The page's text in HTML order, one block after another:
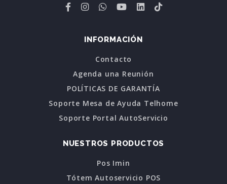
INFORMACIÓN
Contacto
Agenda una Reunión
POLÍTICAS DE GARANTÍA
Soporte Mesa de Ayuda Telhome
Soporte Portal AutoServicio
NUESTROS PRODUCTOS
Pos Imin
Tótem Autoservicio POS